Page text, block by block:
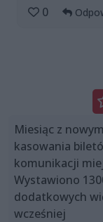
0
Miesiąc z
kasowania
komunikacji
Wystawiono
dodatkowych
wcześniej